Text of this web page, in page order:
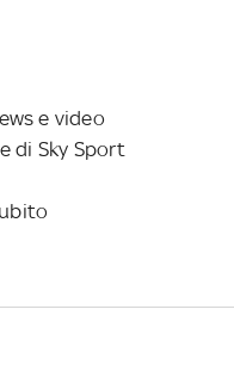
e video
di Sky Sport